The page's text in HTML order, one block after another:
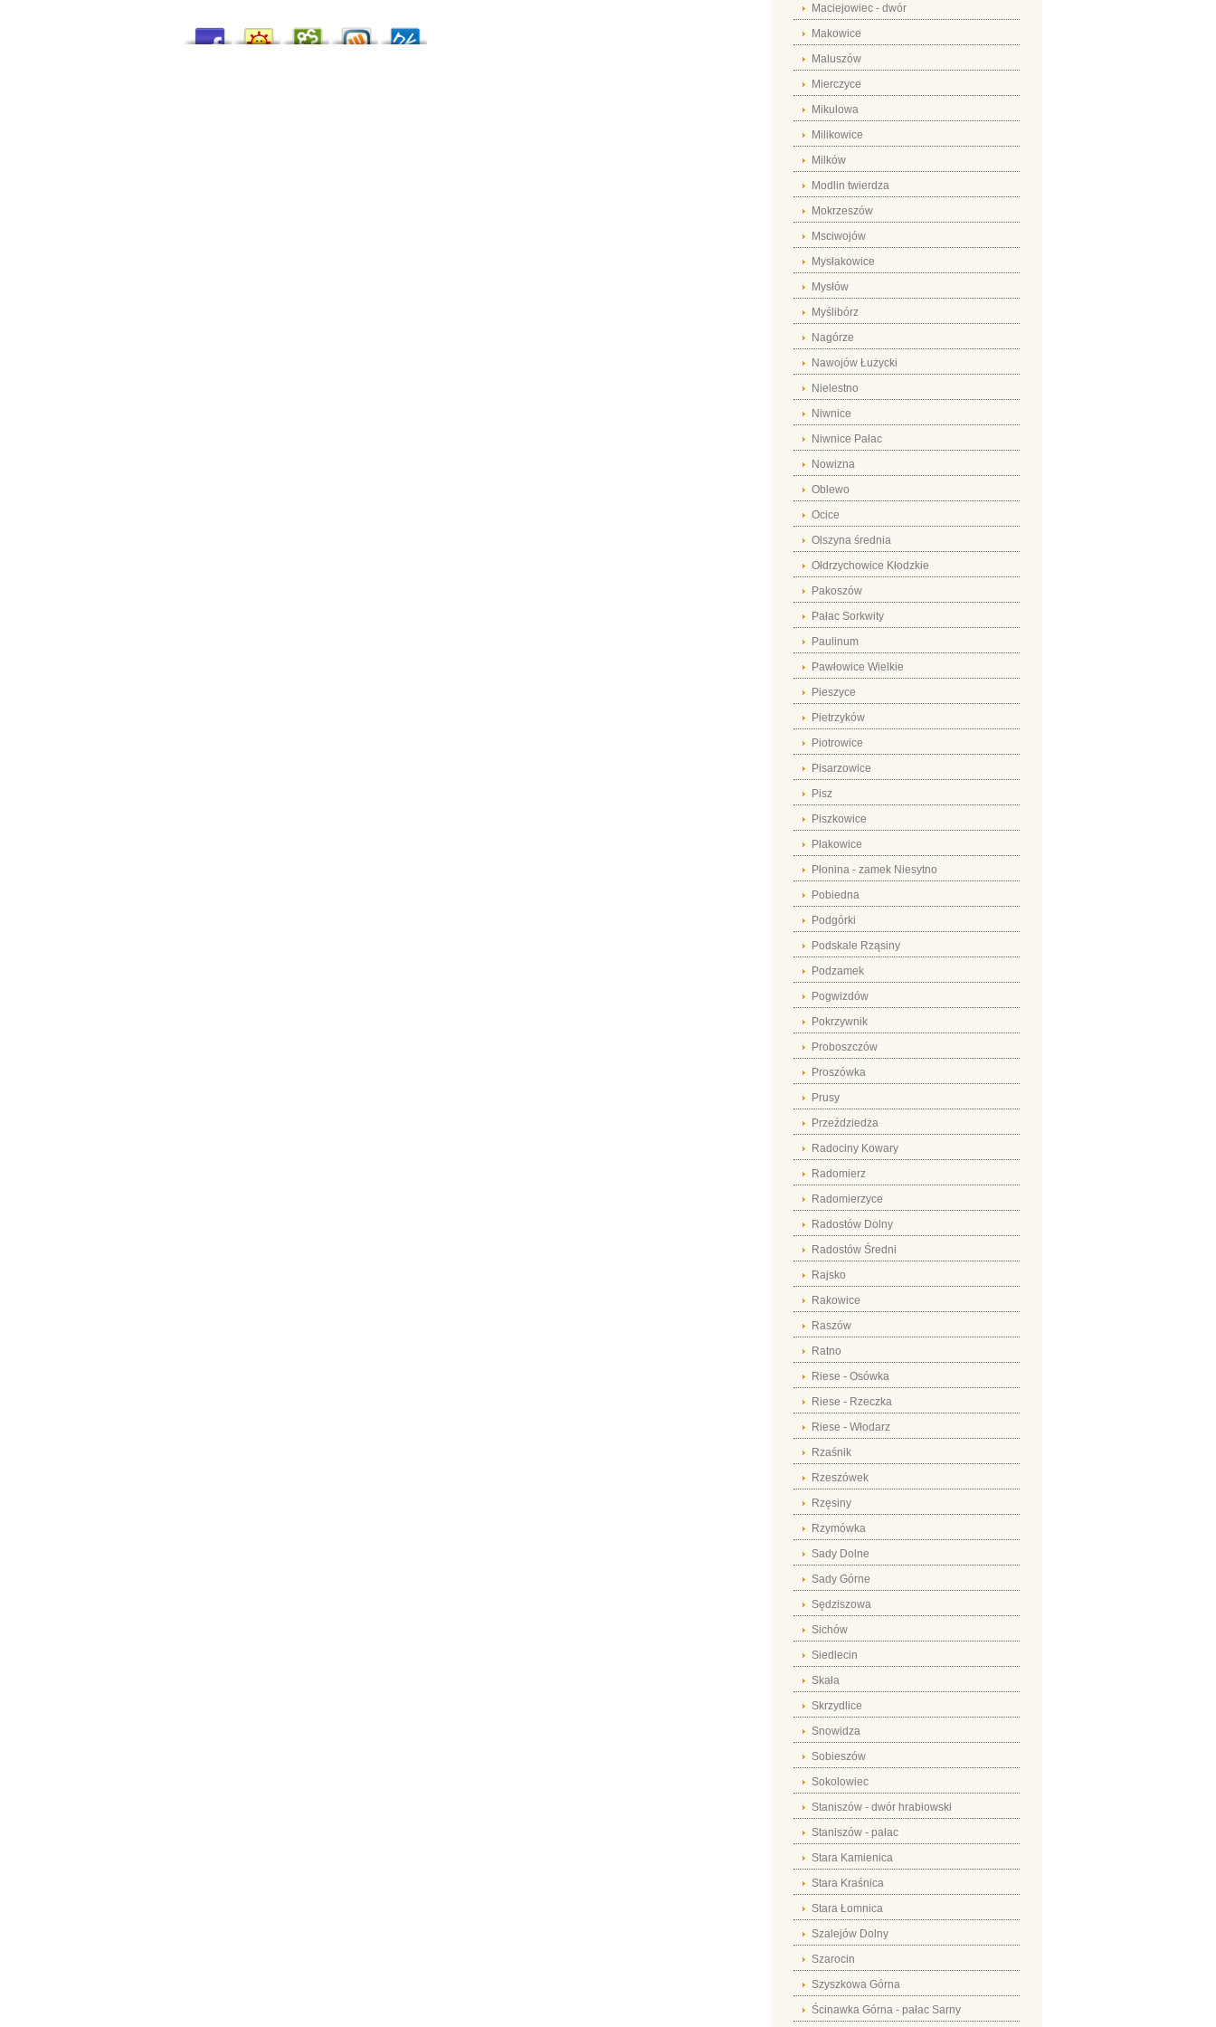
Maciejowiec - dwór
Makowice
Maluszów
Mierczyce
Mikulowa
Milikowice
Milków
Modlin twierdza
Mokrzeszów
Msciwojów
Mysłakowice
Mysłów
Myślibórz
Nagórze
Nawojów Łużycki
Nielestno
Niwnice
Niwnice Pałac
Nowizna
Oblewo
Ocice
Olszyna średnia
Ołdrzychowice Kłodzkie
Pakoszów
Pałac Sorkwity
Paulinum
Pawłowice Wielkie
Pieszyce
Pietrzyków
Piotrowice
Pisarzowice
Pisz
Piszkowice
Płakowice
Płonina - zamek Niesytno
Pobiedna
Podgórki
Podskale Rząsiny
Podzamek
Pogwizdów
Pokrzywnik
Proboszczów
Proszówka
Prusy
Przeździedża
Radociny Kowary
Radomierz
Radomierzyce
Radostów Dolny
Radostów Średni
Rajsko
Rakowice
Raszów
Ratno
Riese - Osówka
Riese - Rzeczka
Riese - Włodarz
Rzaśnik
Rzeszówek
Rzęsiny
Rzymówka
Sady Dolne
Sady Górne
Sędziszowa
Sichów
Siedlecin
Skała
Skrzydlice
Snowidza
Sobieszów
Sokolowiec
Staniszów - dwór hrabiowski
Staniszów - pałac
Stara Kamienica
Stara Kraśnica
Stara Łomnica
Szalejów Dolny
Szarocin
Szyszkowa Górna
Ścinawka Górna - pałac Sarny